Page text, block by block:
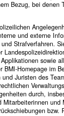
Bezug, bei denen
und externe
Strafverfahren.
sowie
Homepage im
Juristen des
durch,
bzw.